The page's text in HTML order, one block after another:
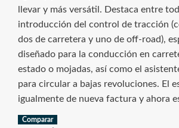
llevar y más versátil. Destaca entre
introducción del control de tracción
dos de carretera y uno de off-road),
diseñado para la conducción en
estado o mojadas, así como el
para circular a bajas revoluciones. El
igualmente de nueva factura y ahora
Comparar